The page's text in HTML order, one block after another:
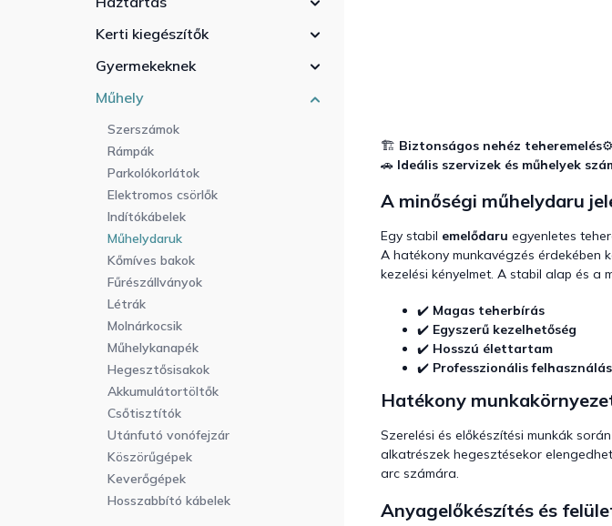
Kerti kiegészítők
Gyermekeknek
Műhely
Szerszámok
Rámpák
Parkolókorlátok
Elektromos csörlők
Indítókábelek
Műhelydaruk
Kőmíves bakok
Fűrészállványok
Létrák
Molnárkocsik
Műhelykanapék
Hegesztősisakok
Akkumulátortöltők
Csőtisztítók
Utánfutó vonófejzár
Köszörűgépek
Keverőgépek
Hosszabbító kábelek
🏗️ Biztonságos nehéz teheremelés⚙️
🚗 Ideális szervizek és műhelyek
A minőségi műhelydaru
Egy stabil emelődaru egyenletes
A hatékony munkavégzés érdekében
kezelési kényelmet. A stabil alap és
✔️ Magas teherbírás
✔️ Egyszerű kezelhetőség
✔️ Hosszú élettartam
✔️ Professzionális felhasználás
Hatékony
Szerelési és előkészítési munkák
alkatrészek hegesztésekor
arc számára.
Anyagelőkészítés és